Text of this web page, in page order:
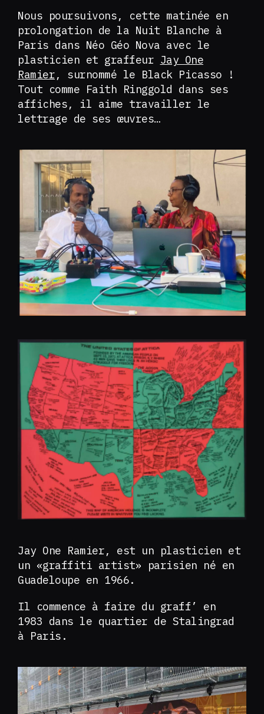
Nous poursuivons, cette matinée en
prolongation de la Nuit Blanche à
Paris dans Néo Géo Nova avec le
plasticien et graffeur Jay One
Ramier, surnommé le Black Picasso !
Tout comme Faith Ringgold dans ses
affiches, il aime travailler le
lettrage de ses œuvres…
Jay One Ramier, est un plasticien et
un «graffiti artist» parisien né en
Guadeloupe en 1966.
Il commence à faire du graff’ en
1983 dans le quartier de Stalingrad
à Paris.